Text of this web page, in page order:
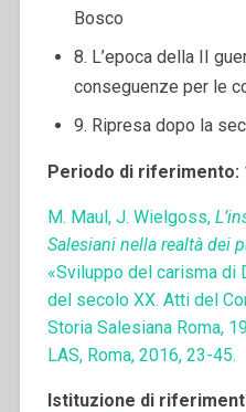
Bosco
8. L’epoca della II
conseguenze per le
9. Ripresa dopo la
Periodo di riferimento:
M. Maul, J. Wielgoss,
Salesiani nella realtà dei
«Sviluppo del carisma di
del secolo XX. Atti del
Storia Salesiana Roma,
LAS, Roma, 2016, 23-45.
Istituzione di